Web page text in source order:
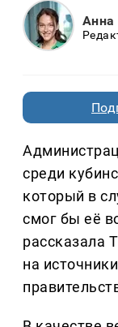
Анна
среди
который в
смог бы её
рассказала
на